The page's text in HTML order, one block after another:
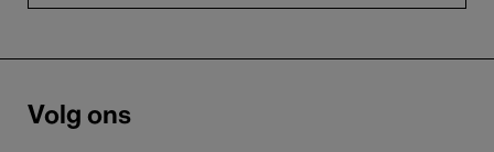
Volg ons